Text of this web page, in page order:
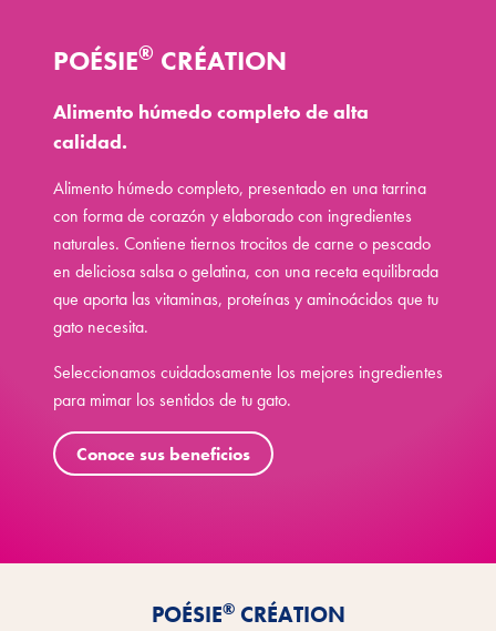
POÉSIE® CRÉATION
Alimento húmedo completo de alta
calidad.
Alimento húmedo completo, presentado en una tarrina
con forma de corazón y elaborado con ingredientes
naturales. Contiene tiernos trocitos de carne o pescado
en deliciosa salsa o gelatina, con una receta equilibrada
que aporta las vitaminas, proteínas y aminoácidos que tu
gato necesita.
Seleccionamos cuidadosamente los mejores ingredientes
para mimar los sentidos de tu gato.
Conoce sus beneficios
POÉSIE®CRÉATION